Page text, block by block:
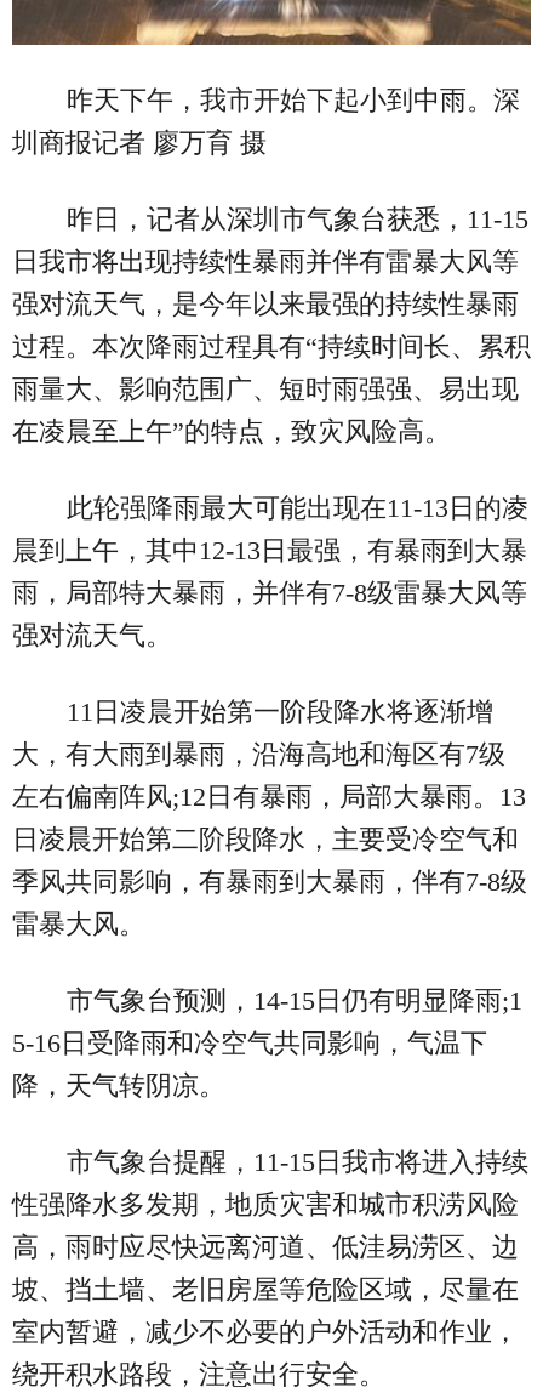
昨天下午，我市开始下起小到中雨。深
圳商报记者 廖万育 摄
昨日，记者从深圳市气象台获悉，11-15
日我市将出现持续性暴雨并伴有雷暴大风等
强对流天气，是今年以来最强的持续性暴雨
过程。本次降雨过程具有“持续时间长、累积
雨量大、影响范围广、短时雨强强、易出现
在凌晨至上午”的特点，致灾风险高。
此轮强降雨最大可能出现在11-13日的凌
晨到上午，其中12-13日最强，有暴雨到大暴
雨，局部特大暴雨，并伴有7-8级雷暴大风等
强对流天气。
11日凌晨开始第一阶段降水将逐渐增
大，有大雨到暴雨，沿海高地和海区有7级
左右偏南阵风;12日有暴雨，局部大暴雨。13
日凌晨开始第二阶段降水，主要受冷空气和
季风共同影响，有暴雨到大暴雨，伴有7-8级
雷暴大风。
市气象台预测，14-15日仍有明显降雨;1
5-16日受降雨和冷空气共同影响，气温下
降，天气转阴凉。
市气象台提醒，11-15日我市将进入持续
性强降水多发期，地质灾害和城市积涝风险
高，雨时应尽快远离河道、低洼易涝区、边
坡、挡土墙、老旧房屋等危险区域，尽量在
室内暂避，减少不必要的户外活动和作业，
绕开积水路段，注意出行安全。